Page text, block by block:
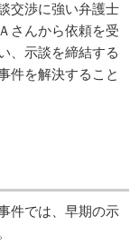
交渉に強い弁護士
さんから依頼を受
、示談を締結する
件を解決すること
件では、早期の示